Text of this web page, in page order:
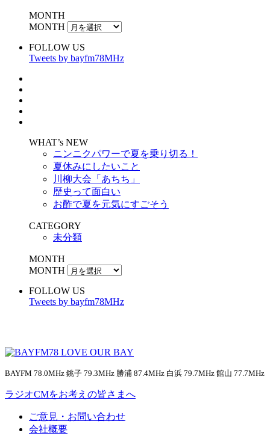
MONTH
MONTH
FOLLOW US
Tweets by bayfm78MHz
WHAT’s NEW
ニンニクパワーで夏を乗り切る！
夏休みにしたいこと
川柳大会「あちち」
歴史って面白い
お酢で夏を元気にすごそう
CATEGORY
未分類
MONTH
MONTH
FOLLOW US
Tweets by bayfm78MHz
BAYFM 78.0MHz 銚子 79.3MHz 勝浦 87.4MHz 白浜 79.7MHz 館山 77.7MHz
ラジオCMをお考えの皆さまへ
ご意見・お問い合わせ
会社概要